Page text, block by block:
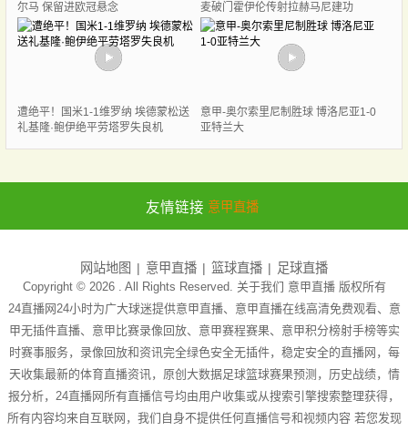
尔马 保留进欧冠悬念
麦破门霍伊伦传射拉赫马尼建功
遭绝平！国米1-1维罗纳 埃德蒙松送
礼基隆·鲍伊绝平劳塔罗失良机
意甲-奥尔索里尼制胜球 博洛尼亚1-0
亚特兰大
友情链接 意甲直播
网站地图 意甲直播 篮球直播 足球直播
Copyright © 2026 . All Rights Reserved. 关于我们 意甲直播版权所有
24直播网24小时为广大球迷提供意甲直播、意甲直播在线高清免费观看、意
甲无插件直播、意甲比赛录像回放、意甲赛程赛果、意甲积分榜射手榜等实
时赛事服务，录像回放和资讯完全绿色安全无插件，稳定安全的直播网，每
天收集最新的体育直播资讯，原创大数据足球篮球赛果预测，历史战绩，情
报分析，24直播网所有直播信号均由用户收集或从搜索引擎搜索整理获得，
所有内容均来自互联网，我们自身不提供任何直播信号和视频内容 若您发现